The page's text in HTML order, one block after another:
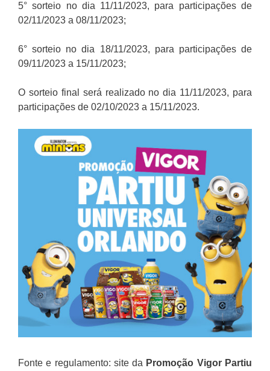
5° sorteio no dia 11/11/2023, para participações de
02/11/2023 a 08/11/2023;
6° sorteio no dia 18/11/2023, para participações de
09/11/2023 a 15/11/2023;
O sorteio final será realizado no dia 11/11/2023, para
participações de 02/10/2023 a 15/11/2023.
Fonte e regulamento: site da Promoção Vigor Partiu